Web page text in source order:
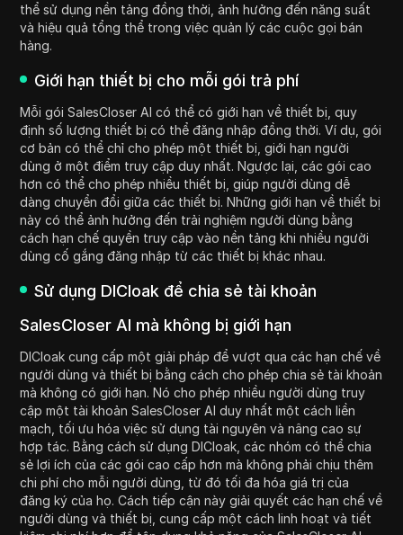
thể sử dụng nền tảng đồng thời, ảnh hưởng đến năng suất
và hiệu quả tổng thể trong việc quản lý các cuộc gọi bán
hàng.
Giới hạn thiết bị cho mỗi gói trả phí
Mỗi gói SalesCloser AI có thể có giới hạn về thiết bị, quy
định số lượng thiết bị có thể đăng nhập đồng thời. Ví dụ, gói
cơ bản có thể chỉ cho phép một thiết bị, giới hạn người
dùng ở một điểm truy cập duy nhất. Ngược lại, các gói cao
hơn có thể cho phép nhiều thiết bị, giúp người dùng dễ
dàng chuyển đổi giữa các thiết bị. Những giới hạn về thiết bị
này có thể ảnh hưởng đến trải nghiệm người dùng bằng
cách hạn chế quyền truy cập vào nền tảng khi nhiều người
dùng cố gắng đăng nhập từ các thiết bị khác nhau.
Sử dụng DICloak để chia sẻ tài khoản
SalesCloser AI mà không bị giới hạn
DICloak cung cấp một giải pháp để vượt qua các hạn chế về
người dùng và thiết bị bằng cách cho phép chia sẻ tài khoản
mà không có giới hạn. Nó cho phép nhiều người dùng truy
cập một tài khoản SalesCloser AI duy nhất một cách liền
mạch, tối ưu hóa việc sử dụng tài nguyên và nâng cao sự
hợp tác. Bằng cách sử dụng DICloak, các nhóm có thể chia
sẻ lợi ích của các gói cao cấp hơn mà không phải chịu thêm
chi phí cho mỗi người dùng, từ đó tối đa hóa giá trị của
đăng ký của họ. Cách tiếp cận này giải quyết các hạn chế về
người dùng và thiết bị, cung cấp một cách linh hoạt và tiết